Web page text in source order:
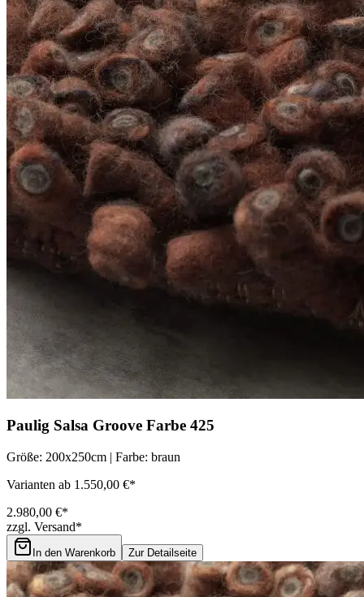
Paulig Salsa Groove Farbe 425
Größe: 200x250cm | Farbe: braun
Varianten ab 1.550,00 €*
2.980,00 €*
zzgl. Versand*
In den Warenkorb Zur Detailseite